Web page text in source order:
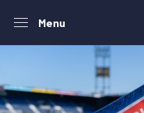
Menu